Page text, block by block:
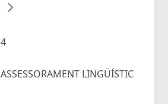
4
ASSESSORAMENT LINGÜÍSTIC